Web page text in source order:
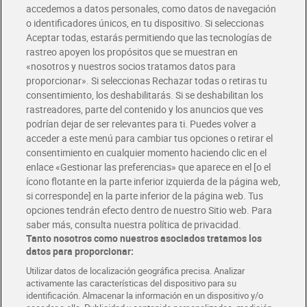
Envío gratis por compras superiores a 100€
Envío estandar por 4,99€
Glovo y Uber Eats
Solicita tu factura de Glovo o Uber Eats
Únete al CLUB Dia
Disfruta las ventajas y ofertas exclusivas.
Descárgate la APP Dia
Folletos y Tiendas
Descubre las mejores ofertas y busca tu tienda más cercana
Tarjeta MaX Dia
Te devuelve hasta 8€/mes de tus compras.
¡Solicita tu tarjeta de crédito aquí!
COMER MEJOR CADA DIA
accedemos a datos personales, como datos de navegación
o identificadores únicos, en tu dispositivo. Si seleccionas
Aceptar todas, estarás permitiendo que las tecnologías de
rastreo apoyen los propósitos que se muestran en
«nosotros y nuestros socios tratamos datos para
proporcionar». Si seleccionas Rechazar todas o retiras tu
consentimiento, los deshabilitarás. Si se deshabilitan los
rastreadores, parte del contenido y los anuncios que ves
podrían dejar de ser relevantes para ti. Puedes volver a
acceder a este menú para cambiar tus opciones o retirar el
consentimiento en cualquier momento haciendo clic en el
enlace «Gestionar las preferencias» que aparece en el [o el
ícono flotante en la parte inferior izquierda de la página web,
si corresponde] en la parte inferior de la página web. Tus
opciones tendrán efecto dentro de nuestro Sitio web. Para
saber más, consulta nuestra política de privacidad.
Tanto nosotros como nuestros asociados tratamos los
datos para proporcionar:
Utilizar datos de localización geográfica precisa. Analizar
activamente las características del dispositivo para su
identificación. Almacenar la información en un dispositivo y/o